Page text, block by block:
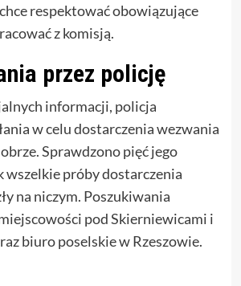
respektować obowiązujące
z komisją.
przez policję
informacji, policja
w celu dostarczenia wezwania
Sprawdzono pięć jego
wszelkie próby dostarczenia
na niczym. Poszukiwania
pod Skierniewicami i
biuro poselskie w Rzeszowie.